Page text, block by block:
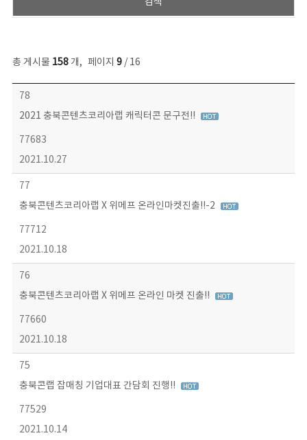
총 게시물 158개, 페이지 9/ 16
콘텐츠이슈 목록 - 번호, 제목, 작성자, 파일, 조회수, 작성일 정보 제공
78
2021 충북콘텐츠코리아랩 캐릭터콘 문구전!!
77683
2021.10.27
77
충북콘텐츠코리아랩 X 위메프 온라인마켓진출!!-2
77712
2021.10.18
76
충북콘텐츠코리아랩 X 위메프 온라인 마켓 진출!!
77660
2021.10.18
75
충북콘랩 잡매칭 기업대표 간담회 진행!!
77529
2021.10.14